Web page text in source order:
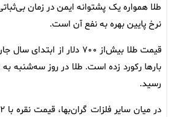
طلا همواره یک پشتوانه ایمن در زمان
نرخ پایین بهره به نفع آن است.
قیمت طلا بیش‌از ۷۰۰ دلار از
رسید.